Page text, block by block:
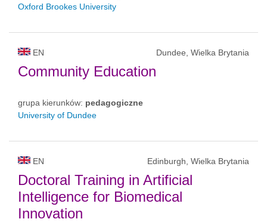
Oxford Brookes University
EN Dundee, Wielka Brytania
Community Education
grupa kierunków: pedagogiczne
University of Dundee
EN Edinburgh, Wielka Brytania
Doctoral Training in Artificial
Intelligence for Biomedical
Innovation